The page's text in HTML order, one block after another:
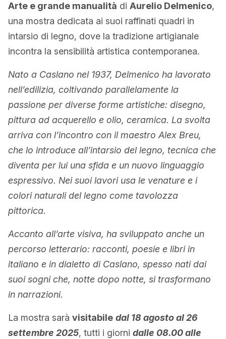
Arte e grande manualità di Aurelio Delmenico,
una mostra dedicata ai suoi raffinati quadri in
intarsio di legno, dove la tradizione artigianale
incontra la sensibilità artistica contemporanea.
Nato a Caslano nel 1937, Delmenico ha lavorato
nell’edilizia, coltivando parallelamente la
passione per diverse forme artistiche: disegno,
pittura ad acquerello e olio, ceramica. La svolta
arriva con l’incontro con il maestro Alex Breu,
che lo introduce all’intarsio del legno, tecnica che
diventa per lui una sfida e un nuovo linguaggio
espressivo. Nei suoi lavori usa le venature e i
colori naturali del legno come tavolozza
pittorica.
Accanto all’arte visiva, ha sviluppato anche un
percorso letterario: racconti, poesie e libri in
italiano e in dialetto di Caslano, spesso nati dai
suoi sogni che, notte dopo notte, si trasformano
in narrazioni.
La mostra sarà visitabile dal 18 agosto al 26
settembre 2025, tutti i giorni dalle 08.00 alle